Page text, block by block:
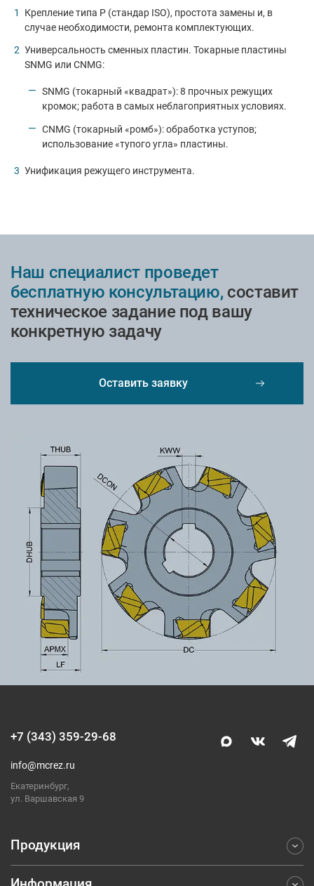
Крепление типа P (стандар ISO), простота замены и, в
случае необходимости, ремонта комплектующих.
Универсальность сменных пластин. Токарные пластины
SNMG или CNMG:
SNMG (токарный «квадрат»): 8 прочных режущих
кромок; работа в самых неблагоприятных условиях.
CNMG (токарный «ромб»): обработка уступов;
использование «тупого угла» пластины.
Унификация режущего инструмента.
Наш специалист проведет
бесплатную консультацию, составит
техническое задание под вашу
конкретную задачу
Оставить заявку
Продукция
+7 (343) 359-29-68
info@mcrez.ru
Екатеринбург,
ул. Варшавская 9